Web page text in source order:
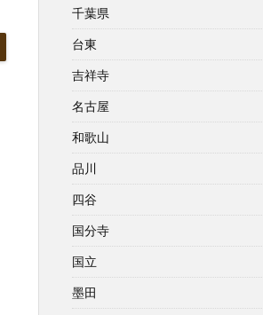
千葉県
台東
吉祥寺
名古屋
和歌山
品川
四谷
国分寺
国立
墨田